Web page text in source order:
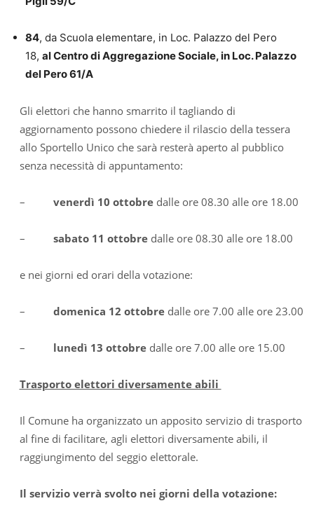
84, da Scuola elementare, in Loc. Palazzo del Pero
18, al Centro di Aggregazione Sociale, in Loc. Palazzo
del Pero 61/A
Gli elettori che hanno smarrito il tagliando di
aggiornamento possono chiedere il rilascio della tessera
allo Sportello Unico che sarà resterà aperto al pubblico
senza necessità di appuntamento:
– venerdì 10 ottobre dalle ore 08.30 alle ore 18.00
– sabato 11 ottobre dalle ore 08.30 alle ore 18.00
e nei giorni ed orari della votazione:
– domenica 12 ottobre dalle ore 7.00 alle ore 23.00
– lunedì 13 ottobredalle ore 7.00 alle ore 15.00
Trasporto elettori diversamente abili
Il Comune ha organizzato un apposito servizio di trasporto
al fine di facilitare, agli elettori diversamente abili, il
raggiungimento del seggio elettorale.
Il servizio verrà svolto nei giorni della votazione: